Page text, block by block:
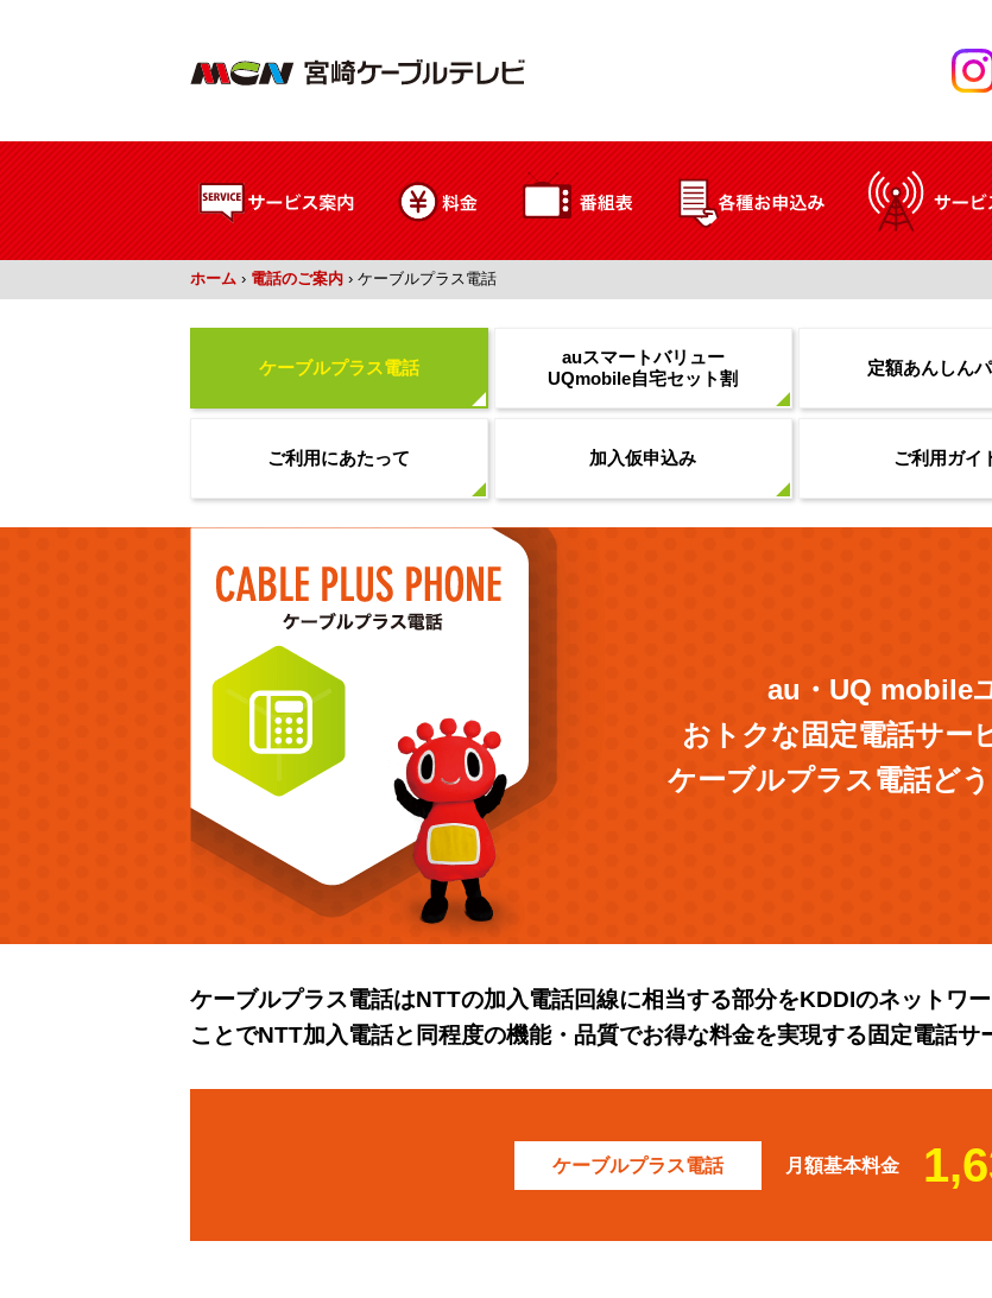
ホーム › 電話のご案内 › ケーブルプラス電話
ケーブルプラス電話
auスマートバリュー
UQmobile自宅セット割
定額あんしん
ご利用にあたって 加入仮申込み ご利用ガイ
au・UQ mobile
おトクな固定電話サー
ケーブルプラス電話ど
ケーブルプラス電話はNTTの加入電話回線に相当する部分をKDDIのネットワ
ことでNTT加入電話と同程度の機能・品質でお得な料金を実現する固定電話サ
ケーブルプラス電話 月額基本料金